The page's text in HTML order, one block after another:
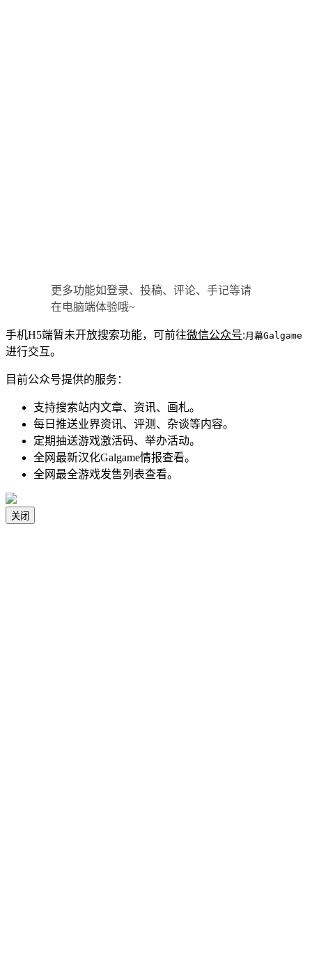
更多功能如登录、投稿、评论、手记等请
在电脑端体验哦~
手机H5端暂未开放搜索功能，可前往微信公众号:月幕Galgame
进行交互。
目前公众号提供的服务：
支持搜索站内文章、资讯、画札。
每日推送业界资讯、评测、杂谈等内容。
定期抽送游戏激活码、举办活动。
全网最新汉化Galgame情报查看。
全网最全游戏发售列表查看。
关闭